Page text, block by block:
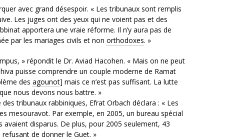
avec grand désespoir. « Les tribunaux sont remplis
Les juges ont des yeux qui ne voient pas et des
apportera une vraie réforme. Il n’y aura pas de
par les mariages civils et non orthodoxes. »
» répondit le Dr. Aviad Hacohen. « Mais on ne peut
puisse comprendre un couple moderne de Ramat
des agounot] mais ce n’est pas suffisant. La lutte
nous devons nous battre. »
tribunaux rabbiniques, Efrat Orbach déclara : « Les
mesouravot. Par exemple, en 2005, un bureau spécial
disparus. De plus, pour 2005 seulement, 43
de donner le Guet. »